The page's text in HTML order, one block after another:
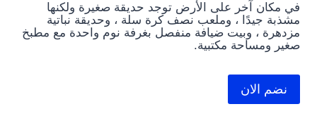
في مكان آخر على الأرض توجد حديقة صغيرة ولكنها
مشذبة جيدًا ، وملعب نصف كرة سلة ، وحديقة نباتية
مزدهرة ، وبيت ضيافة منفصل بغرفة نوم واحدة مع مطبخ
صغير ومساحة مكتبية.
نضم الان